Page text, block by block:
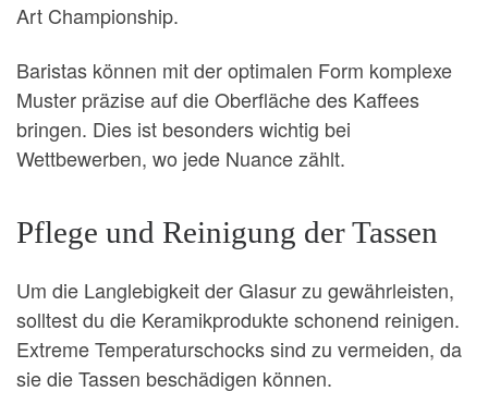
Art Championship.
Baristas können mit der optimalen Form komplexe
Muster präzise auf die Oberfläche des Kaffees
bringen. Dies ist besonders wichtig bei
Wettbewerben, wo jede Nuance zählt.
Pflege und Reinigung der Tassen
Um die Langlebigkeit der Glasur zu gewährleisten,
solltest du die Keramikprodukte schonend reinigen.
Extreme Temperaturschocks sind zu vermeiden, da
sie die Tassen beschädigen können.